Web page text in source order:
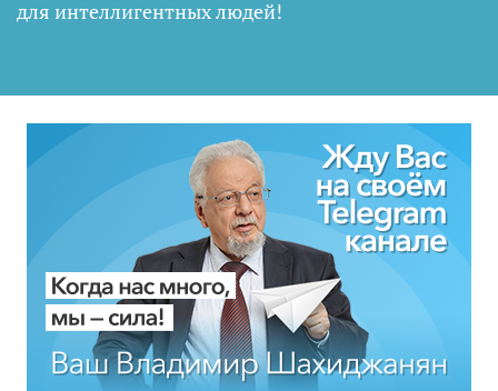
для интеллигентных людей!